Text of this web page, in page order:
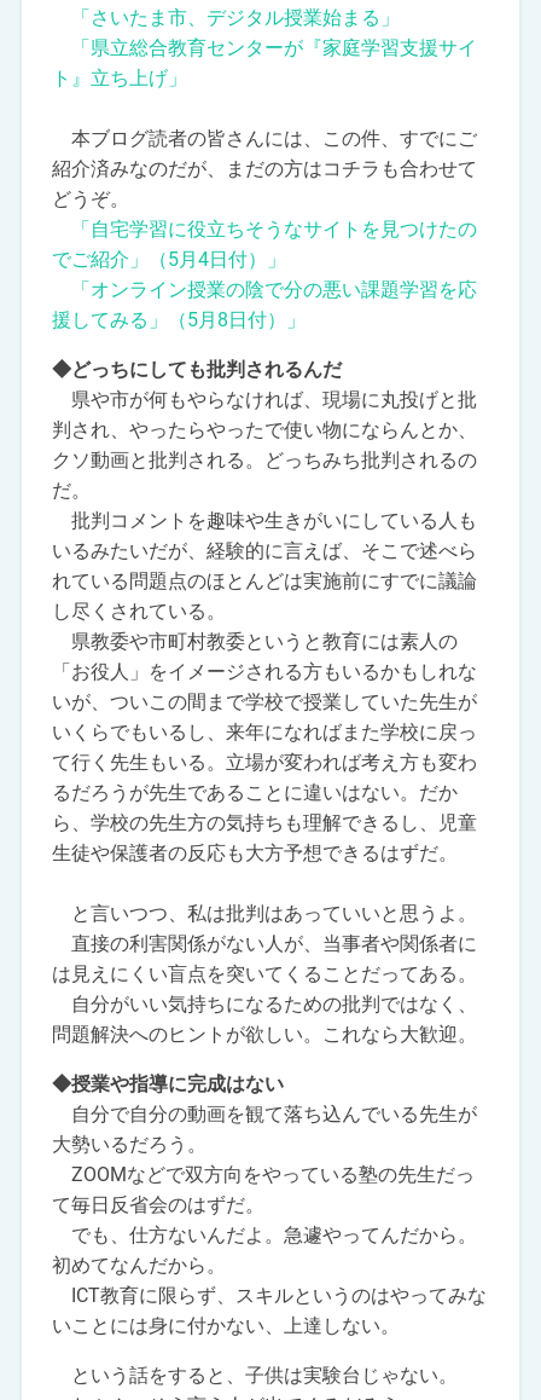
「さいたま市、デジタル授業始まる」
「県立総合教育センターが『家庭学習支援サイ
ト』立ち上げ」
本ブログ読者の皆さんには、この件、すでにご
紹介済みなのだが、まだの方はコチラも合わせて
どうぞ。
「自宅学習に役立ちそうなサイトを見つけたの
でご紹介」（5月4日付）」
「オンライン授業の陰で分の悪い課題学習を応
援してみる」（5月8日付）」
◆どっちにしても批判されるんだ
県や市が何もやらなければ、現場に丸投げと批
判され、やったらやったで使い物にならんとか、
クソ動画と批判される。どっちみち批判されるの
だ。
批判コメントを趣味や生きがいにしている人も
いるみたいだが、経験的に言えば、そこで述べら
れている問題点のほとんどは実施前にすでに議論
し尽くされている。
県教委や市町村教委というと教育には素人の
「お役人」をイメージされる方もいるかもしれな
いが、ついこの間まで学校で授業していた先生が
いくらでもいるし、来年になればまた学校に戻っ
て行く先生もいる。立場が変われば考え方も変わ
るだろうが先生であることに違いはない。だか
ら、学校の先生方の気持ちも理解できるし、児童
生徒や保護者の反応も大方予想できるはずだ。
と言いつつ、私は批判はあっていいと思うよ。
直接の利害関係がない人が、当事者や関係者に
は見えにくい盲点を突いてくることだってある。
自分がいい気持ちになるための批判ではなく、
問題解決へのヒントが欲しい。これなら大歓迎。
◆授業や指導に完成はない
自分で自分の動画を観て落ち込んでいる先生が
大勢いるだろう。
ZOOMなどで双方向をやっている塾の先生だっ
て毎日反省会のはずだ。
でも、仕方ないんだよ。急遽やってんだから。
初めてなんだから。
ICT教育に限らず、スキルというのはやってみな
いことには身に付かない、上達しない。
という話をすると、子供は実験台じゃない。